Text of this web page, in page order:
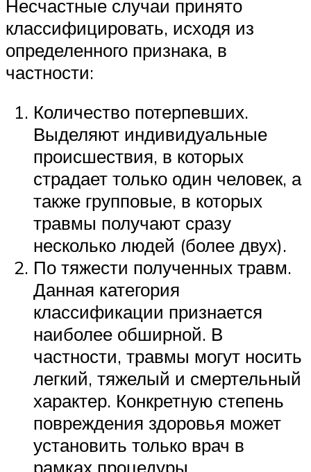
Несчастные случаи принято
классифицировать, исходя из
определенного признака, в
частности:
Количество потерпевших.
Выделяют индивидуальные
происшествия, в которых
страдает только один человек, а
также групповые, в которых
травмы получают сразу
несколько людей (более двух).
По тяжести полученных травм.
Данная категория
классификации признается
наиболее обширной. В
частности, травмы могут носить
легкий, тяжелый и смертельный
характер. Конкретную степень
повреждения здоровья может
установить только врач в
рамках процедуры